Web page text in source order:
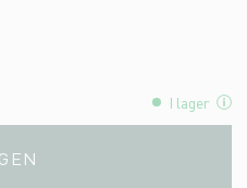
I lager